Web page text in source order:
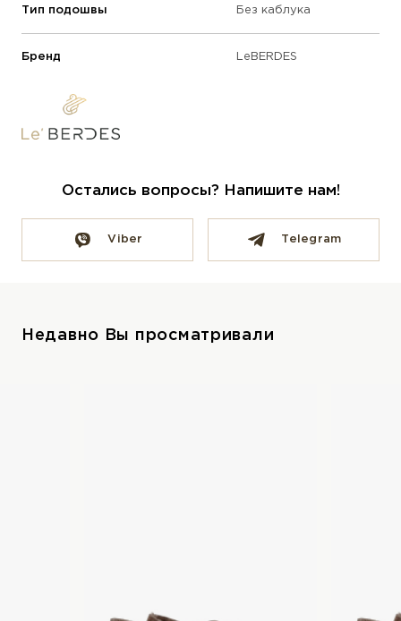
Тип подошвы Без каблука
Бренд LeBERDES
Остались вопросы? Напишите нам!
Viber Telegram
Недавно Вы просматривали